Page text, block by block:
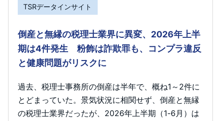
TSRデータインサイト
倒産と無縁の税理士業界に異変、2026年上半
期は4件発生 粉飾は詐欺罪も、コンプラ違反
と健康問題がリスクに
過去、税理士事務所の倒産は半年で、概ね1～2件に
とどまっていた。景気状況に相関せず、倒産と無縁
の税理士業界だったが、2026年上半期（1-6月）は